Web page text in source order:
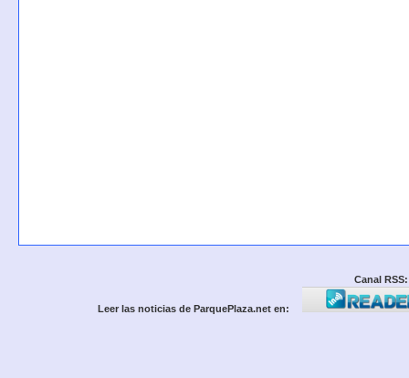
Canal RSS:
Leer las noticias de ParquePlaza.net en: